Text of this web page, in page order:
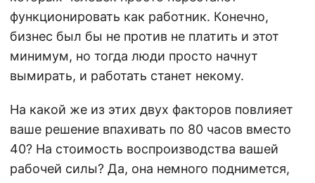
функционировать как работник. Конечно,
бизнес был бы не против не платить и этот
минимум, но тогда люди просто начнут
вымирать, и работать станет некому.
На какой же из этих двух факторов повлияет
ваше решение впахивать по 80 часов вместо
40? На стоимость воспроизводства вашей
рабочей силы? Да, она немного поднимется,